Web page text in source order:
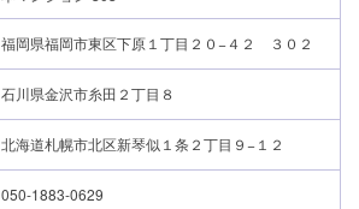
福岡県福岡市東区下原１丁目２０−４２ ３０２
石川県金沢市糸田２丁目８
北海道札幌市北区新琴似１条２丁目９−１２
050-1883-0629